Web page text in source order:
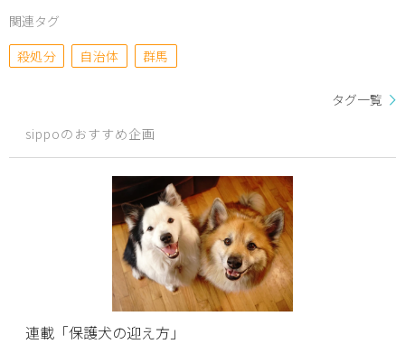
関連タグ
殺処分
自治体 群馬
タグ一覧
sippoのおすすめ企画
連載「保護犬の迎え方」